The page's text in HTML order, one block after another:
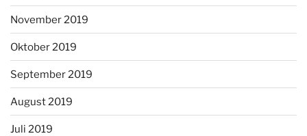
November 2019
Oktober 2019
September 2019
August 2019
Juli 2019